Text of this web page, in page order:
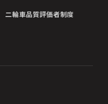
二輪車品質評価者制度